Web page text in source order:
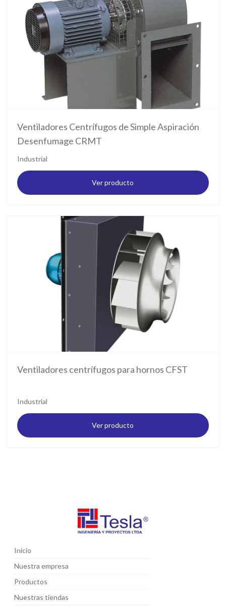
Ventiladores Centrífugos de Simple Aspiración
Desenfumage CRMT
Industrial
Ver producto
Ventiladores centrífugos para hornos CFST
Industrial
Ver producto
Inicio
Nuestra empresa
Productos
Nuestras tiendas